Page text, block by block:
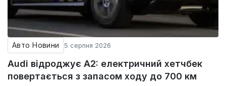
Авто Новини 5 серпня 2026
Audi відроджує A2: електричний хетчбек
повертається з запасом ходу до 700 км